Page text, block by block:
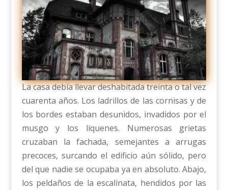
La casa debía llevar deshabitada treinta o tal vez
cuarenta años. Los ladrillos de las cornisas y de
los bordes estaban desunidos, invadidos por el
musgo y los líquenes. Numerosas grietas
cruzaban la fachada, semejantes a arrugas
precoces, surcando el edificio aún sólido, pero
del que nadie se ocupaba ya en absoluto. Abajo,
los peldaños de la escalinata, hendidos por las